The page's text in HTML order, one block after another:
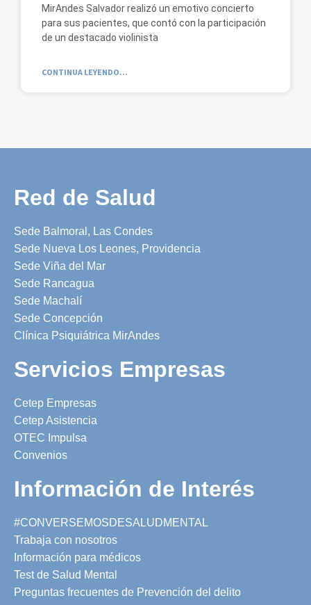
MirAndes Salvador realizó un emotivo concierto
para sus pacientes, que contó con la participación
de un destacado violinista
CONTINUA LEYENDO...
Red de Salud
Sede Balmoral, Las Condes
Sede Nueva Los Leones, Providencia
Sede Viña del Mar
Sede Rancagua
Sede Machalí
Sede Concepción
Clínica Psiquiátrica MirAndes
Servicios Empresas
Cetep Empresas
Cetep Asistencia
OTEC Impulsa
Convenios
Información de Interés
#CONVERSEMOSDESALUDMENTAL
Trabaja con nosotros
Información para médicos
Test de Salud Mental
Preguntas frecuentes de Prevención del delito